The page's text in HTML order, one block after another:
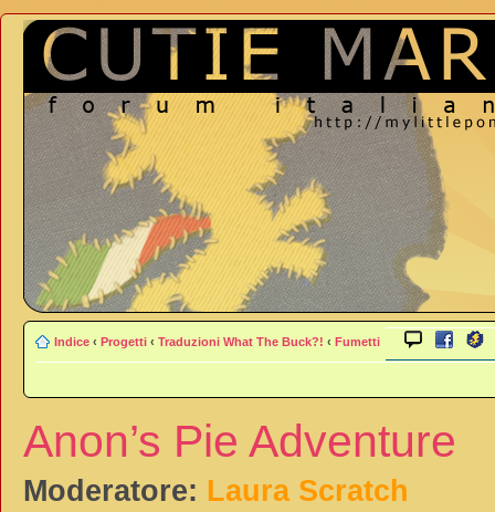
Indice ‹ Progetti ‹ Traduzioni What The Buck?! ‹ Fumetti
Anon’s Pie Adventure
Moderatore: Laura Scratch